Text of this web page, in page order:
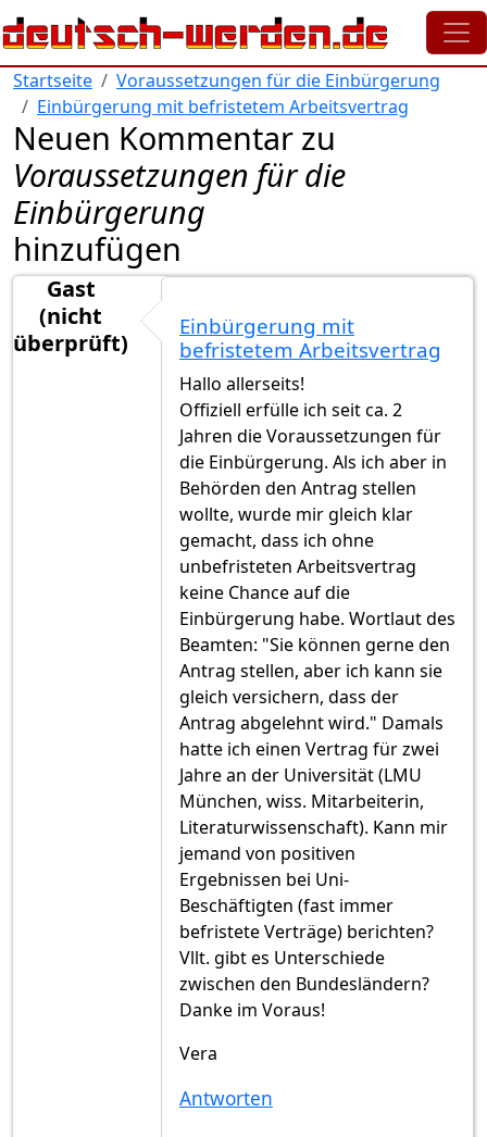
Direkt zum Inhalt
Startseite
Voraussetzungen für die Einbürgerung
Einbürgerung mit befristetem Arbeitsvertrag
Neuen Kommentar zu
Voraussetzungen für die
Einbürgerung
hinzufügen
Gast
(nicht
überprüft)
Einbürgerung mit
befristetem Arbeitsvertrag
Hallo allerseits!
Offiziell erfülle ich seit ca. 2
Jahren die Voraussetzungen für
die Einbürgerung. Als ich aber in
Behörden den Antrag stellen
wollte, wurde mir gleich klar
gemacht, dass ich ohne
unbefristeten Arbeitsvertrag
keine Chance auf die
Einbürgerung habe. Wortlaut des
Beamten: "Sie können gerne den
Antrag stellen, aber ich kann sie
gleich versichern, dass der
Antrag abgelehnt wird." Damals
hatte ich einen Vertrag für zwei
Jahre an der Universität (LMU
München, wiss. Mitarbeiterin,
Literaturwissenschaft). Kann mir
jemand von positiven
Ergebnissen bei Uni-
Beschäftigten (fast immer
befristete Verträge) berichten?
Vllt. gibt es Unterschiede
zwischen den Bundesländern?
Danke im Voraus!
Vera
Antworten